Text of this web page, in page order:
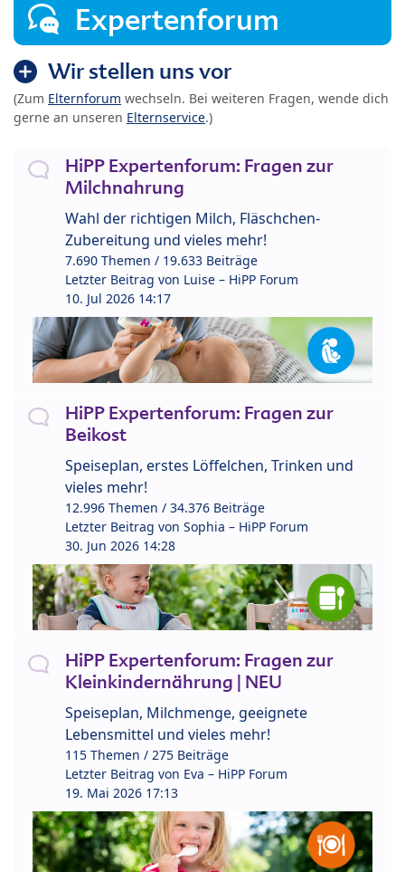
Expertenforum
Wir stellen uns vor
(Zum Elternforum wechseln. Bei weiteren Fragen, wende dich
gerne an unseren Elternservice.)
HiPP Expertenforum: Fragen zur
Milchnahrung
Wahl der richtigen Milch, Fläschchen-
Zubereitung und vieles mehr!
7.690 Themen / 19.633 Beiträge
Letzter Beitrag von Luise – HiPP Forum
10. Jul 2026 14:17
HiPP Expertenforum: Fragen zur
Beikost
Speiseplan, erstes Löffelchen, Trinken und
vieles mehr!
12.996 Themen / 34.376 Beiträge
Letzter Beitrag von Sophia – HiPP Forum
30. Jun 2026 14:28
HiPP Expertenforum: Fragen zur
Kleinkindernährung | NEU
Speiseplan, Milchmenge, geeignete
Lebensmittel und vieles mehr!
115 Themen / 275 Beiträge
Letzter Beitrag von Eva – HiPP Forum
19. Mai 2026 17:13